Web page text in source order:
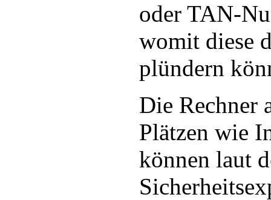
oder TAN-
womit diese
plündern
Die Rechner
Plätzen wie
können laut